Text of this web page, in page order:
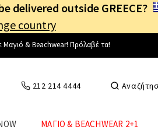
delivered outside GREECE?
country
25€! Συνδέσου κι επωφελήσου
212 214 4444
ΜΑΓΙΟ & BEACHWEAR 2+1